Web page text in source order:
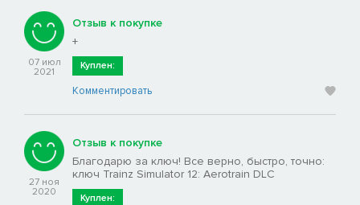
07 июл
2021
Отзыв к покупке
+
Куплен:
Комментировать
27 ноя
2020
Отзыв к покупке
Благодарю за ключ! Все верно, быстро, точно:
ключ Trainz Simulator 12: Aerotrain DLC
Куплен: